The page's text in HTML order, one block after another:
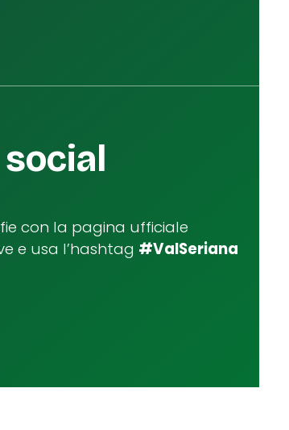
social
con la pagina ufficiale
e usa l’hashtag #ValSeriana